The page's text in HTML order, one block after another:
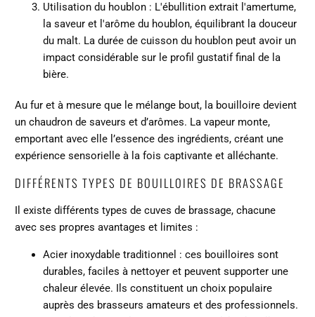
Utilisation du houblon : L'ébullition extrait l'amertume,
la saveur et l'arôme du houblon, équilibrant la douceur
du malt. La durée de cuisson du houblon peut avoir un
impact considérable sur le profil gustatif final de la
bière.
Au fur et à mesure que le mélange bout, la bouilloire devient
un chaudron de saveurs et d’arômes. La vapeur monte,
emportant avec elle l’essence des ingrédients, créant une
expérience sensorielle à la fois captivante et alléchante.
DIFFÉRENTS TYPES DE BOUILLOIRES DE BRASSAGE
Il existe différents types de cuves de brassage, chacune
avec ses propres avantages et limites :
Acier inoxydable traditionnel : ces bouilloires sont
durables, faciles à nettoyer et peuvent supporter une
chaleur élevée. Ils constituent un choix populaire
auprès des brasseurs amateurs et des professionnels.